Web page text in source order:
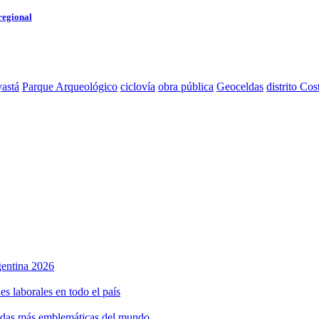
Parque Arqueológico ciclovía obra pública Geoceldas distrito
2026
laborales en todo el país